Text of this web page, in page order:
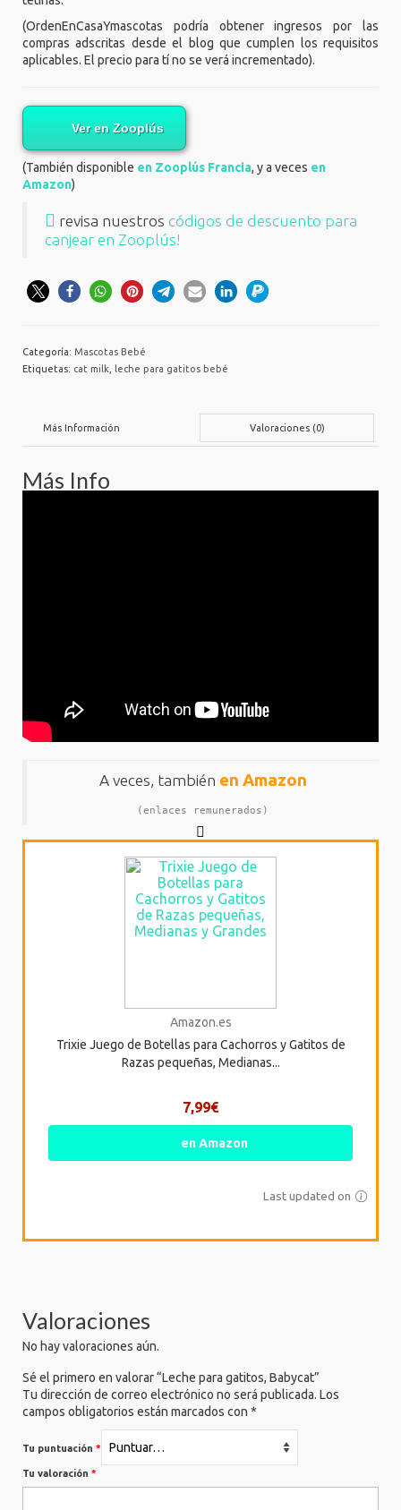
(OrdenEnCasaYmascotas podría obtener ingresos por las
compras adscritas desde el blog que cumplen los requisitos
aplicables. El precio para tí no se verá incrementado).
Ver en Zooplús
(También disponible en Zooplús Francia, y a veces en
Amazon)
revisa nuestros códigos de descuento para
canjear en Zooplús!
Categoría: Mascotas Bebé
Etiquetas: cat milk leche para gatitos bebé
Valoraciones (0)
A veces, también en Amazon
(enlaces remunerados)
Amazon.es
Trixie Juego de Botellas para Cachorros y Gatitos de
Razas pequeñas, Medianas...
7,99€
en Amazon
Last updated on
Valoraciones
No hay valoraciones aún.
Sé el primero en valorar “Leche para gatitos, Babycat”
Tu dirección de correo electrónico no será publicada. Los
campos obligatorios están marcados con *
Tu puntuación *
Tu valoración *